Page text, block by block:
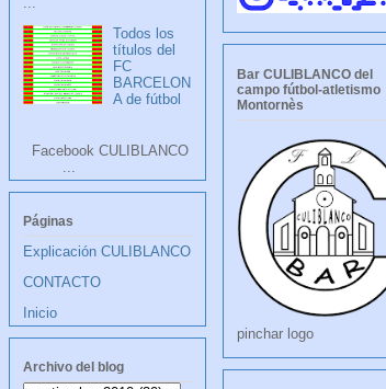
Todos los
títulos del
FC
BARCELON
A de fútbol
Facebook CULIBLANCO
...
Páginas
Explicación CULIBLANCO
CONTACTO
Inicio
Archivo del blog
Bar CULIBLANCO del
campo fútbol-atletismo
Montornès
pinchar logo